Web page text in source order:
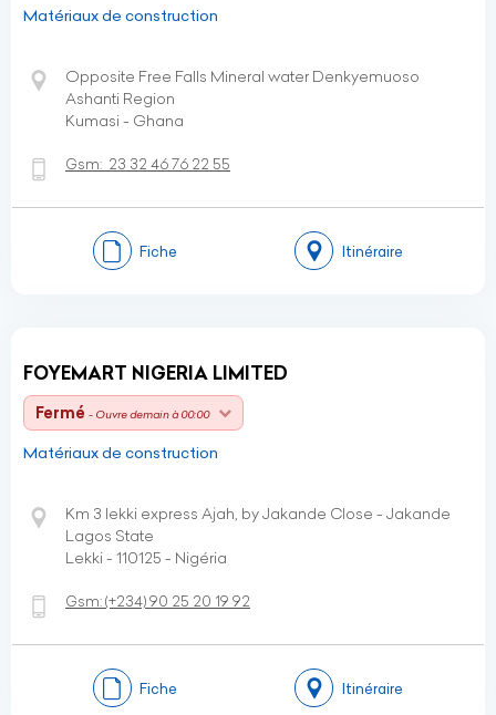
Matériaux de construction
Opposite Free Falls Mineral water Denkyemuoso
Ashanti Region
Kumasi - Ghana
Gsm: 23 32 46 76 22 55
Fiche Itinéraire
FOYEMART NIGERIA LIMITED
Fermé - Ouvre demain à 00:00
Matériaux de construction
Km 3 lekki express Ajah, by Jakande Close - Jakande
Lagos State
Lekki - 110125 - Nigéria
Gsm:(+234)90 25 20 19 92
Fiche Itinéraire